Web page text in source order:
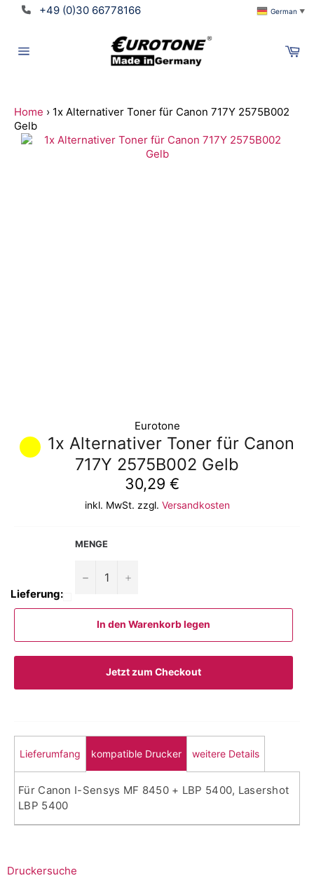
Direkt
+49 (0)30 66778166 German ▼
Home › 1x Alternativer Toner für Canon 717Y 2575B002
Gelb
Eurotone
1x Alternativer Toner für Canon
717Y 2575B002 Gelb
Normaler
Preis
30,29 €
inkl. MwSt. zzgl. Versandkosten
Lieferung:
MENGE
− +
In den Warenkorb legen
Jetzt zum Checkout
Lieferumfang kompatible Drucker weitere Details
Für Canon I-Sensys MF 8450 + LBP 5400, Lasershot
LBP 5400
Druckersuche
Suchen